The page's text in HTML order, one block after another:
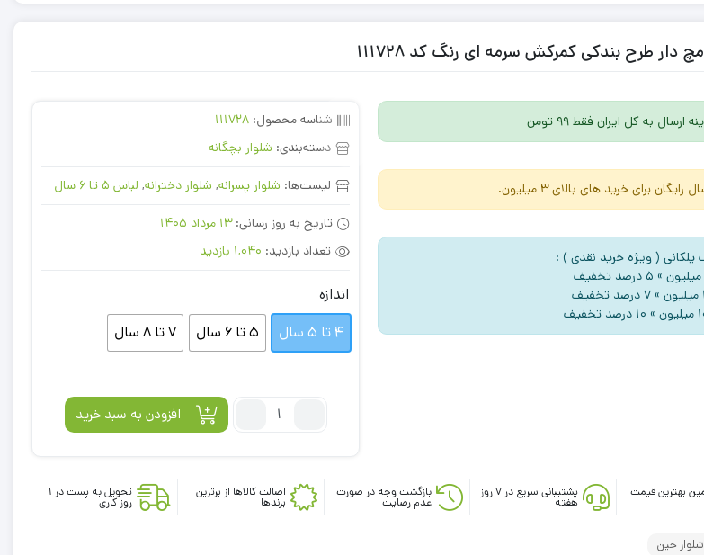
دار طرح بندکی کمرکش سرمه ای رنگ کد 111728
ارسال به کل ایران فقط 99 تومن
رایگان برای خرید های بالای 3 میلیون.
( ویژه خرید نقدی ) :
شناسه محصول: 111728
دسته‌بندی: شلوار بچگانه
لیست‌ها: شلوار پسرانه, شلوار دخترانه, لباس 5 تا 6 سال
تاریخ به روز رسانی:13 مرداد 1405
تعداد بازدید: 1,040 بازدید
اندازه
4 تا 5 سال
5 تا 6 سال 7 تا 8 سال
تعداد:
طرح
افزودن به سبد خرید
بهترین قیمت پشتیبانی سریع در ۷ روز
هفته
بازگشت وجه در صورت
عدم رضایت
اصالت کالاها از برترین
برندها
تحویل به پست در 1
روز کاری
شلوار جین